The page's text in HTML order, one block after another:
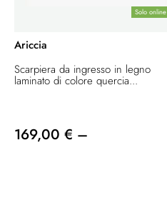
Solo online
Ariccia
Scarpiera da ingresso in legno
laminato di colore quercia...
169,00 € –